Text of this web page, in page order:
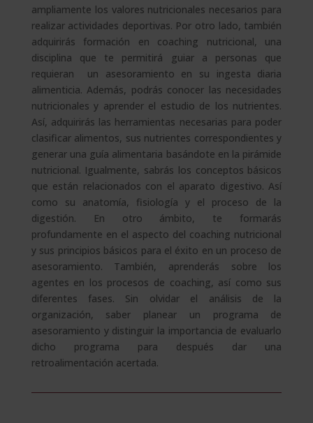
ampliamente los valores nutricionales necesarios para
realizar actividades deportivas. Por otro lado, también
adquirirás formación en coaching nutricional, una
disciplina que te permitirá guiar a personas que
requieran un asesoramiento en su ingesta diaria
alimenticia. Además, podrás conocer las necesidades
nutricionales y aprender el estudio de los nutrientes.
Así, adquirirás las herramientas necesarias para poder
clasificar alimentos, sus nutrientes correspondientes y
generar una guía alimentaria basándote en la pirámide
nutricional. Igualmente, sabrás los conceptos básicos
que están relacionados con el aparato digestivo. Así
como su anatomía, fisiología y el proceso de la
digestión. En otro ámbito, te formarás
profundamente en el aspecto del coaching nutricional
y sus principios básicos para el éxito en un proceso de
asesoramiento. También, aprenderás sobre los
agentes en los procesos de coaching, así como sus
diferentes fases. Sin olvidar el análisis de la
organización, saber planear un programa de
asesoramiento y distinguir la importancia de evaluarlo
dicho programa para después dar una
retroalimentación acertada.